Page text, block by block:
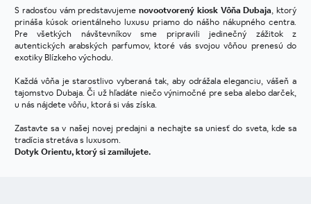
S radosťou vám predstavujeme novootvorený kiosk Vôňa Dubaja, ktorý
prináša kúsok orientálneho luxusu priamo do nášho nákupného centra.
Pre všetkých návštevníkov sme pripravili jedinečný zážitok z
autentických arabských parfumov, ktoré vás svojou vôňou prenesú do
exotiky Blízkeho východu.
Každá vôňa je starostlivo vyberaná tak, aby odrážala eleganciu, vášeň a
tajomstvo Dubaja. Či už hľadáte niečo výnimočné pre seba alebo darček,
u nás nájdete vôňu, ktorá si vás získa.
Zastavte sa v našej novej predajni a nechajte sa uniesť do sveta, kde sa
tradícia stretáva s luxusom.
Dotyk Orientu, ktorý si zamilujete.